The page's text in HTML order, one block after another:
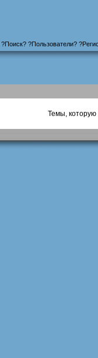
?Поиск? ?Пользователи? ?
Темы, которую